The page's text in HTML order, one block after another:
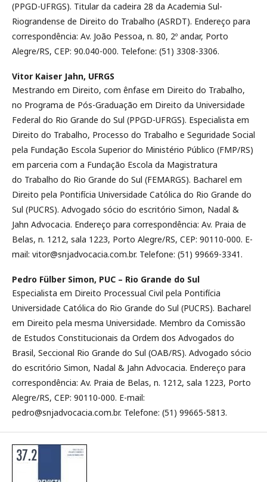
(PPGD-UFRGS). Titular da cadeira 28 da Academia Sul-
Riograndense de Direito do Trabalho (ASRDT). Endereço para
correspondência: Av. João Pessoa, n. 80, 2º andar, Porto
Alegre/RS, CEP: 90.040-000. Telefone: (51) 3308-3306.
Vitor Kaiser Jahn, UFRGS
Mestrando em Direito, com ênfase em Direito do Trabalho,
no Programa de Pós-Graduação em Direito da Universidade
Federal do Rio Grande do Sul (PPGD-UFRGS). Especialista em
Direito do Trabalho, Processo do Trabalho e Seguridade Social
pela Fundação Escola Superior do Ministério Público (FMP/RS)
em parceria com a Fundação Escola da Magistratura
do Trabalho do Rio Grande do Sul (FEMARGS). Bacharel em
Direito pela Pontifícia Universidade Católica do Rio Grande do
Sul (PUCRS). Advogado sócio do escritório Simon, Nadal &
Jahn Advocacia. Endereço para correspondência: Av. Praia de
Belas, n. 1212, sala 1223, Porto Alegre/RS, CEP: 90110-000. E-
mail: vitor@snjadvocacia.com.br. Telefone: (51) 99669-3341.
Pedro Fülber Simon, PUC – Rio Grande do Sul
Especialista em Direito Processual Civil pela Pontifícia
Universidade Católica do Rio Grande do Sul (PUCRS). Bacharel
em Direito pela mesma Universidade. Membro da Comissão
de Estudos Constitucionais da Ordem dos Advogados do
Brasil, Seccional Rio Grande do Sul (OAB/RS). Advogado sócio
do escritório Simon, Nadal & Jahn Advocacia. Endereço para
correspondência: Av. Praia de Belas, n. 1212, sala 1223, Porto
Alegre/RS, CEP: 90110-000. E-mail:
pedro@snjadvocacia.com.br. Telefone: (51) 99665-5813.